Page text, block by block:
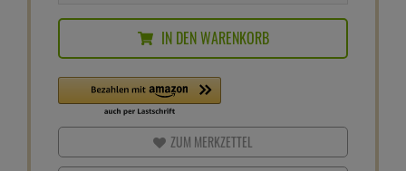
IN DEN WARENKORB
ZUM MERKZETTEL